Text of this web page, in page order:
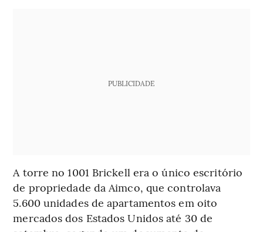
PUBLICIDADE
A torre no 1001 Brickell era o único escritório
de propriedade da Aimco, que controlava
5.600 unidades de apartamentos em oito
mercados dos Estados Unidos até 30 de